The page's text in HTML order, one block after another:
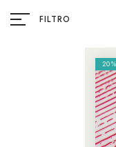
FILTRO
20%